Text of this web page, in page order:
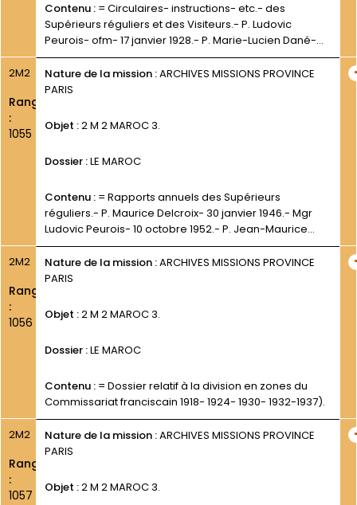
Contenu := Circulaires- instructions- etc.- des
Supérieurs réguliers et des Visiteurs.- P. Ludovic
Peurois- ofm- 17 janvier 1928.- P. Marie-Lucien Dané-
ofm- 28 mai et 28 novembre 1928.- P.Achille LEON-
ofm- 25 février 1932.
2M2
Rang
:
1055
Nature de la mission :ARCHIVES MISSIONS PROVINCE
PARIS
Objet :2 M 2 MAROC 3.
Dossier :LE MAROC
Contenu := Rapports annuels des Supérieurs
réguliers.- P. Maurice Delcroix- 30 janvier 1946.- Mgr
Ludovic Peurois- 10 octobre 1952.- P. Jean-Maurice
Février- 23 novembre 1954.- P. Jean-Maurice Février-
23 novembre1955.
2M2
Rang
:
1056
Nature de la mission :ARCHIVES MISSIONS PROVINCE
PARIS
Objet :2 M 2 MAROC 3.
Dossier :LE MAROC
Contenu := Dossier relatif à la division en zones du
Commissariat franciscain 1918- 1924- 1930- 1932-1937).
2M2
Rang
:
1057
Nature de la mission :ARCHIVES MISSIONS PROVINCE
PARIS
Objet :2 M 2 MAROC 3.